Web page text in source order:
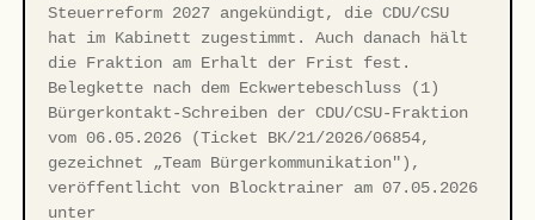
Steuerreform 2027 angekündigt, die CDU/CSU
hat im Kabinett zugestimmt. Auch danach hält
die Fraktion am Erhalt der Frist fest.
Belegkette nach dem Eckwertebeschluss (1)
Bürgerkontakt-Schreiben der CDU/CSU-Fraktion
vom 06.05.2026 (Ticket BK/21/2026/06854,
gezeichnet „Team Bürgerkommunikation"),
veröffentlicht von Blocktrainer am 07.05.2026
unter